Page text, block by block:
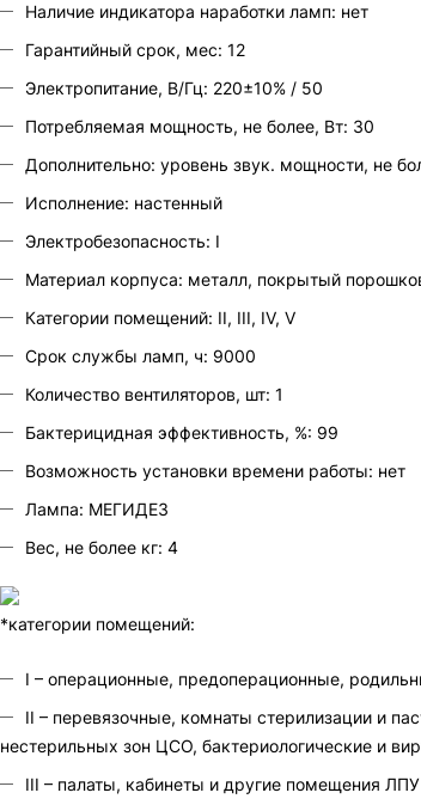
Наличие индикатора наработки ламп: нет
Гарантийный срок, мес: 12
Электропитание, В/Гц: 220±10% / 50
Потребляемая мощность, не более, Вт: 30
Дополнительно: уровень звук. мощности, не
Исполнение: настенный
Электробезопасность: I
Материал корпуса: металл, покрытый
Категории помещений: II, III, IV, V
Срок службы ламп, ч: 9000
Количество вентиляторов, шт: 1
Бактерицидная эффективность, %: 99
Возможность установки времени работы: нет
Лампа: МЕГИДЕЗ
Вес, не более кг: 4
*категории помещений:
I – операционные, предоперационные,
II – перевязочные, комнаты стерилизации и
нестерильных зон ЦСО, бактериологические и
III – палаты, кабинеты и другие помещения